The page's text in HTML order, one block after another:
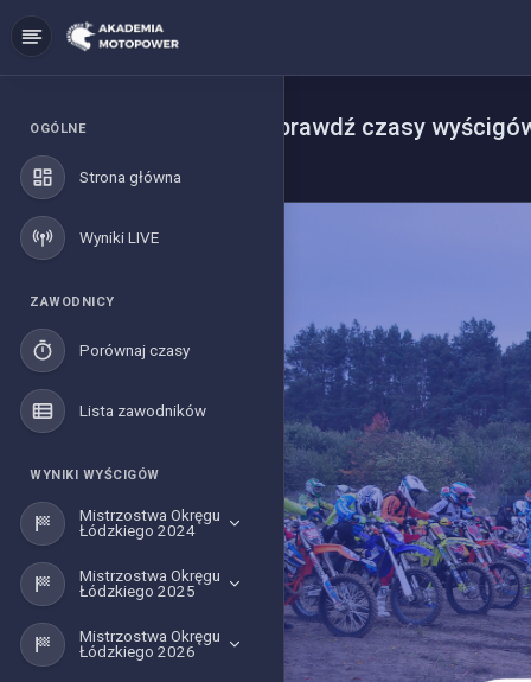
OGÓLNE
Strona główna
Wyniki LIVE
ZAWODNICY
Porównaj czasy
Lista zawodników
WYNIKI WYŚCIGÓW
Mistrzostwa Okręgu
Łódzkiego 2024
Mistrzostwa Okręgu
Łódzkiego 2025
Mistrzostwa Okręgu
Łódzkiego 2026
Ostatnie wydarzenia - sprawdź czasy
Strona główna